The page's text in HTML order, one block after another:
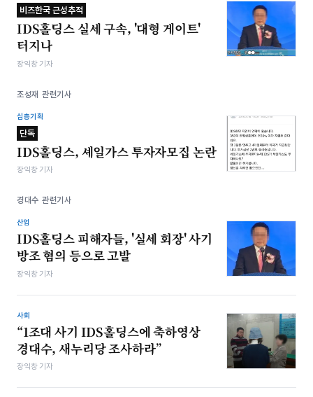
비즈한국 근성추적
IDS홀딩스 실세 구속, '대형 게이트'
터지나
장익창 기자
조성재 관련기사
심층기획
단독
IDS홀딩스, 셰일가스 투자자모집 논란
장익창 기자
경대수 관련기사
산업
IDS홀딩스 피해자들, '실세 회장' 사기
방조 혐의 등으로 고발
장익창 기자
사회
“1조대 사기 IDS홀딩스에 축하영상
경대수, 새누리당 조사하라”
장익창 기자